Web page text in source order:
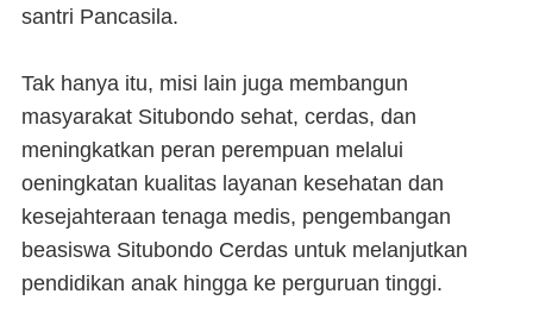
santri Pancasila.
Tak hanya itu, misi lain juga membangun
masyarakat Situbondo sehat, cerdas, dan
meningkatkan peran perempuan melalui
oeningkatan kualitas layanan kesehatan dan
kesejahteraan tenaga medis, pengembangan
beasiswa Situbondo Cerdas untuk melanjutkan
pendidikan anak hingga ke perguruan tinggi.